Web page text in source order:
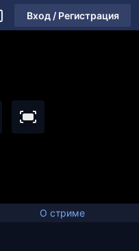
Вход / Регистрация
О стриме